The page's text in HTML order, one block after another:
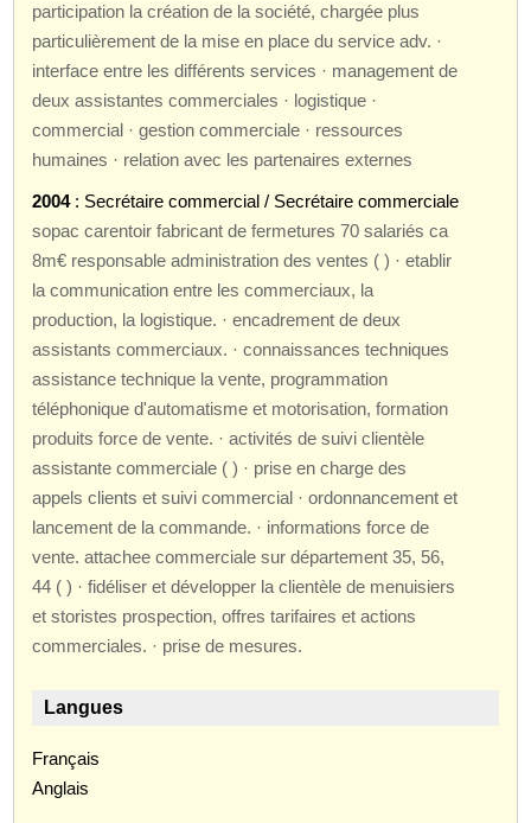
participation la création de la société, chargée plus
particulièrement de la mise en place du service adv. ·
interface entre les différents services · management de
deux assistantes commerciales · logistique ·
commercial · gestion commerciale · ressources
humaines · relation avec les partenaires externes
2004: Secrétaire commercial / Secrétaire commerciale
sopac carentoir fabricant de fermetures 70 salariés ca
8m€ responsable administration des ventes ( ) · etablir
la communication entre les commerciaux, la
production, la logistique. · encadrement de deux
assistants commerciaux. · connaissances techniques
assistance technique la vente, programmation
téléphonique d'automatisme et motorisation, formation
produits force de vente. · activités de suivi clientèle
assistante commerciale ( ) · prise en charge des
appels clients et suivi commercial · ordonnancement et
lancement de la commande. · informations force de
vente. attachee commerciale sur département 35, 56,
44 ( ) · fidéliser et développer la clientèle de menuisiers
et storistes prospection, offres tarifaires et actions
commerciales. · prise de mesures.
Langues
Français
Anglais